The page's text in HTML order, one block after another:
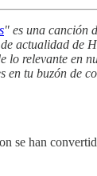
" es una canción
actualidad de
lo relevante en
en tu buzón de
se han